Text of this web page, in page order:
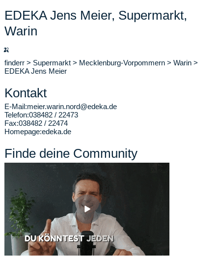
EDEKA Jens Meier, Supermarkt,
Warin
🍌
finderr > Supermarkt > Mecklenburg-Vorpommern > Warin >
EDEKA Jens Meier
Kontakt
E-Mail:meier.warin.nord@edeka.de
Telefon:038482 / 22473
Fax:038482 / 22474
Homepage:edeka.de
Finde deine Community